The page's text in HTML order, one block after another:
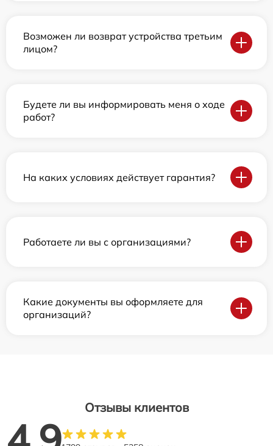
Возможен ли возврат устройства третьим
лицом?
Будете ли вы информировать меня о ходе
работ?
На каких условиях действует гарантия?
Работаете ли вы с организациями?
Какие документы вы оформляете для
организаций?
Отзывы клиентов